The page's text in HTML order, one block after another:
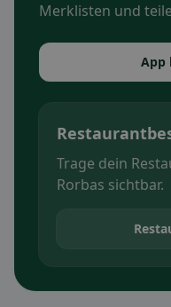
Merklisten und
App
Trage dein
Rorbas sichtbar.